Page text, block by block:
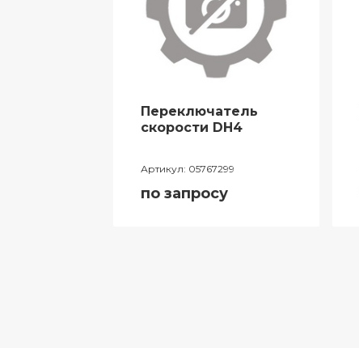
Переключатель
скорости DH4
Артикул: 05767299
по запросу